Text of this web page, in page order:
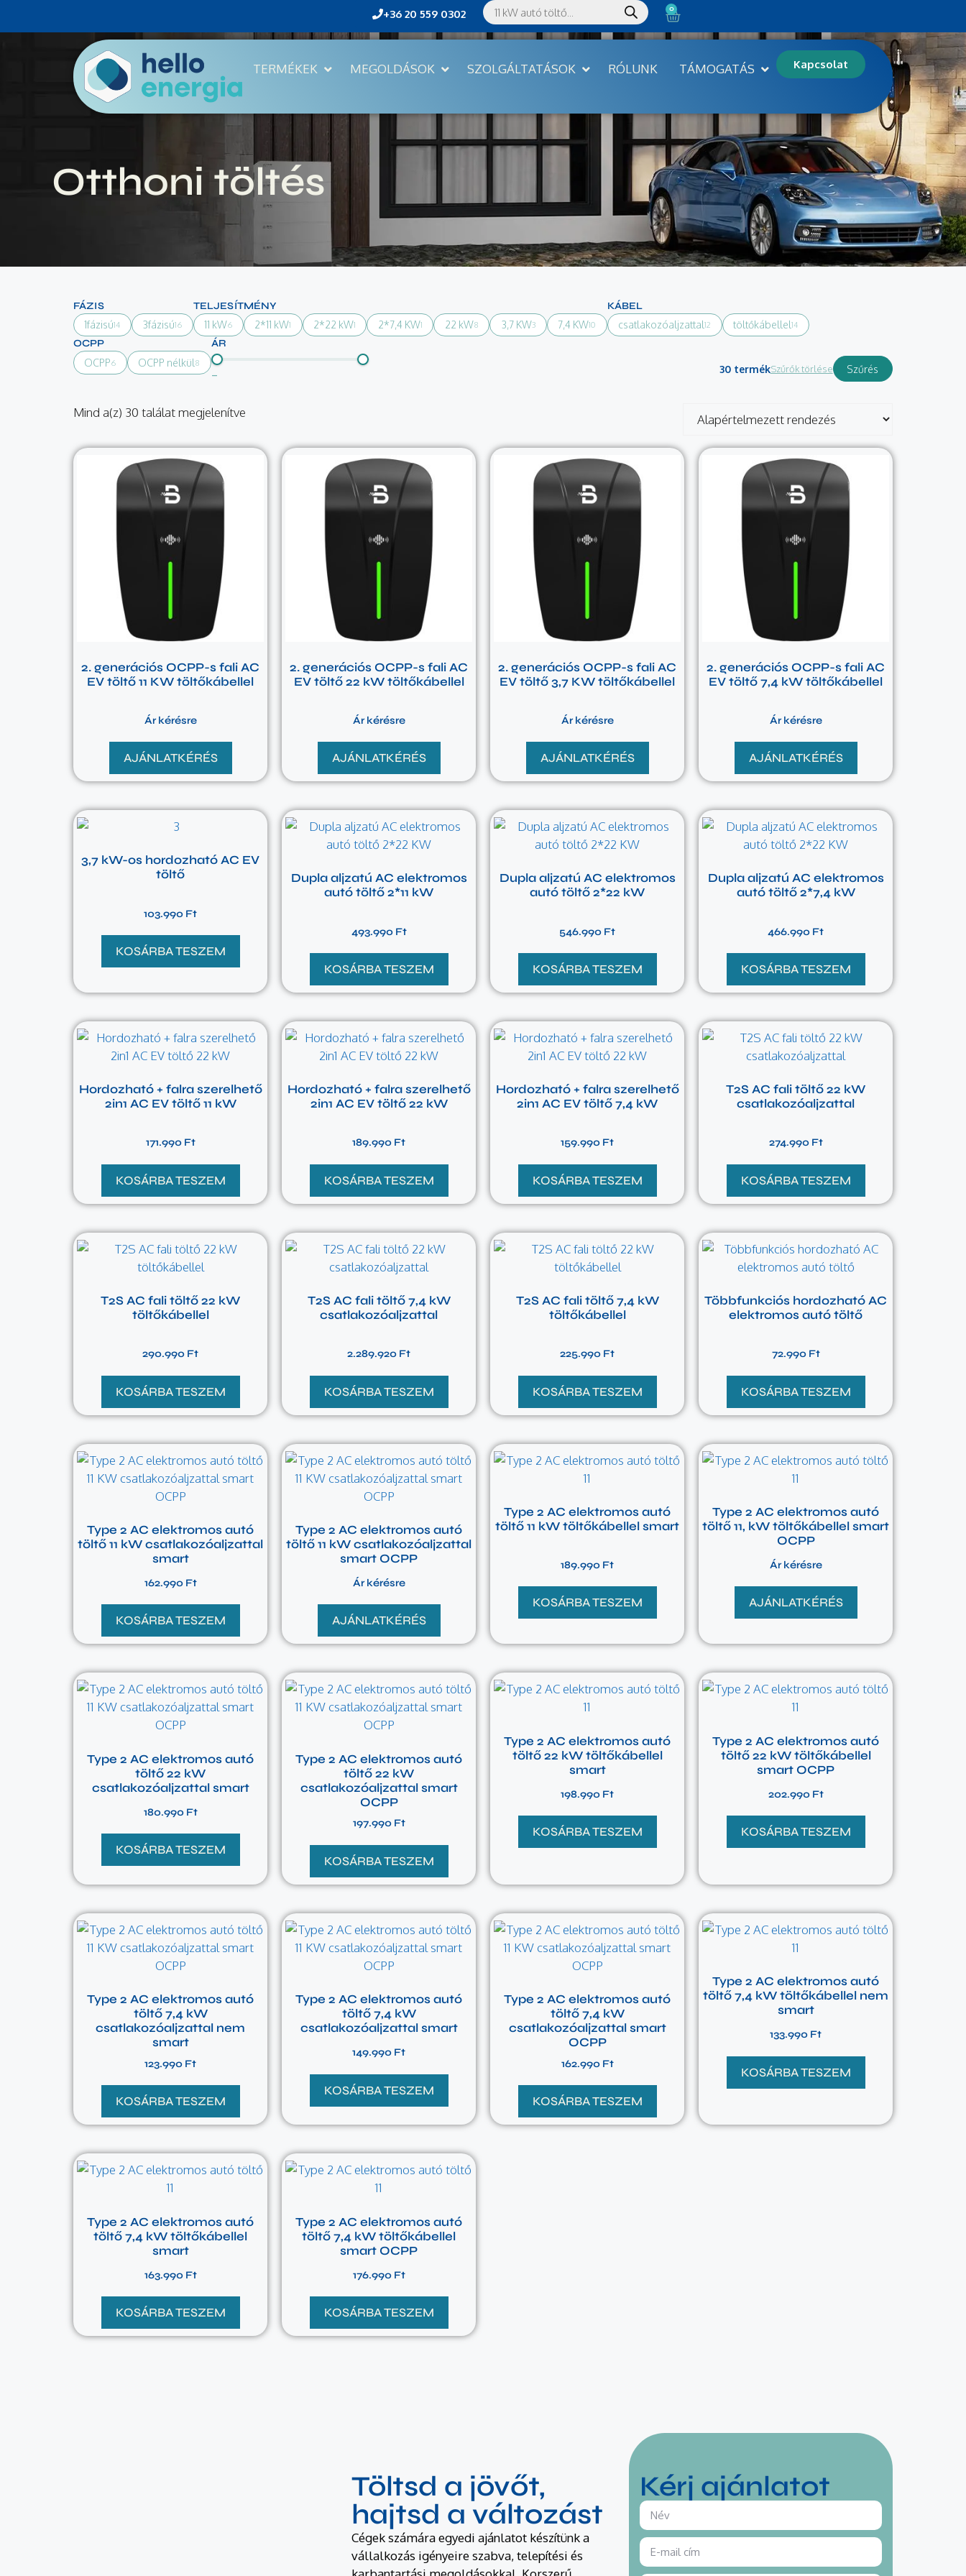
+36 20 559 0302 0
TERMÉKEK MEGOLDÁSOK SZOLGÁLTATÁSOK RÓLUNK TÁMOGATÁS Kapcsolat
Otthoni töltés
FÁZIS
1fázisú14 3fázisú16
TELJESÍTMÉNY
11 kW6 2*11 kW1 2*22 kW1 2*7,4 KW1 22 kW8 3,7 KW3 7,4 KW10
KÁBEL
csatlakozóaljzattal12 töltőkábellel14
OCPP
OCPP6 OCPP nélkül 8
ÁR
– 30 termékSzűrők törlése Szűrés
Mind a(z) 30 találat megjelenítve
2. generációs OCPP-s fali AC
EV töltő 11 KW töltőkábellel
Ár kérésre
AJÁNLATKÉRÉS
2. generációs OCPP-s fali AC
EV töltő 22 kW töltőkábellel
Ár kérésre
AJÁNLATKÉRÉS
2. generációs OCPP-s fali AC
EV töltő 3,7 KW töltőkábellel
Ár kérésre
AJÁNLATKÉRÉS
2. generációs OCPP-s fali AC
EV töltő 7,4 kW töltőkábellel
Ár kérésre
AJÁNLATKÉRÉS
3,7 kW-os hordozható AC EV
töltő
103.990 Ft
KOSÁRBA TESZEM
Dupla aljzatú AC elektromos
autó töltő 2*11 kW
493.990 Ft
KOSÁRBA TESZEM
Dupla aljzatú AC elektromos
autó töltő 2*22 kW
546.990 Ft
KOSÁRBA TESZEM
Dupla aljzatú AC elektromos
autó töltő 2*7,4 kW
466.990 Ft
KOSÁRBA TESZEM
Hordozható + falra szerelhető
2in1 AC EV töltő 11 kW
171.990 Ft
KOSÁRBA TESZEM
Hordozható + falra szerelhető
2in1 AC EV töltő 22 kW
189.990 Ft
KOSÁRBA TESZEM
Hordozható + falra szerelhető
2in1 AC EV töltő 7,4 kW
159.990 Ft
KOSÁRBA TESZEM
T2S AC fali töltő 22 kW
csatlakozóaljzattal
274.990 Ft
KOSÁRBA TESZEM
T2S AC fali töltő 22 kW
töltőkábellel
290.990 Ft
KOSÁRBA TESZEM
T2S AC fali töltő 7,4 kW
csatlakozóaljzattal
2.289.920 Ft
KOSÁRBA TESZEM
T2S AC fali töltő 7,4 kW
töltőkábellel
225.990 Ft
KOSÁRBA TESZEM
Többfunkciós hordozható AC
elektromos autó töltő
72.990 Ft
KOSÁRBA TESZEM
Type 2 AC elektromos autó
töltő 11 kW csatlakozóaljzattal
smart
162.990 Ft
KOSÁRBA TESZEM
Type 2 AC elektromos autó
töltő 11 kW csatlakozóaljzattal
smart OCPP
Ár kérésre
AJÁNLATKÉRÉS
Type 2 AC elektromos autó
töltő 11 kW töltőkábellel smart
189.990 Ft
KOSÁRBA TESZEM
Type 2 AC elektromos autó
töltő 11, kW töltőkábellel smart
OCPP
Ár kérésre
AJÁNLATKÉRÉS
Type 2 AC elektromos autó
töltő 22 kW
csatlakozóaljzattal smart
180.990 Ft
KOSÁRBA TESZEM
Type 2 AC elektromos autó
töltő 22 kW
csatlakozóaljzattal smart
OCPP
197.990 Ft
KOSÁRBA TESZEM
Type 2 AC elektromos autó
töltő 22 kW töltőkábellel
smart
198.990 Ft
KOSÁRBA TESZEM
Type 2 AC elektromos autó
töltő 22 kW töltőkábellel
smart OCPP
202.990 Ft
KOSÁRBA TESZEM
Type 2 AC elektromos autó
töltő 7,4 kW
csatlakozóaljzattal nem
smart
123.990 Ft
KOSÁRBA TESZEM
Type 2 AC elektromos autó
töltő 7,4 kW
csatlakozóaljzattal smart
149.990 Ft
KOSÁRBA TESZEM
Type 2 AC elektromos autó
töltő 7,4 kW
csatlakozóaljzattal smart
OCPP
162.990 Ft
KOSÁRBA TESZEM
Type 2 AC elektromos autó
töltő 7,4 kW töltőkábellel nem
smart
133.990 Ft
KOSÁRBA TESZEM
Type 2 AC elektromos autó
töltő 7,4 kW töltőkábellel
smart
163.990 Ft
KOSÁRBA TESZEM
Type 2 AC elektromos autó
töltő 7,4 kW töltőkábellel
smart OCPP
176.990 Ft
KOSÁRBA TESZEM
Töltsd a jövőt,
hajtsd a változást
Cégek számára egyedi ajánlatot készítünk a
vállalkozás igényeire szabva, telepítési és
Kérj ajánlatot